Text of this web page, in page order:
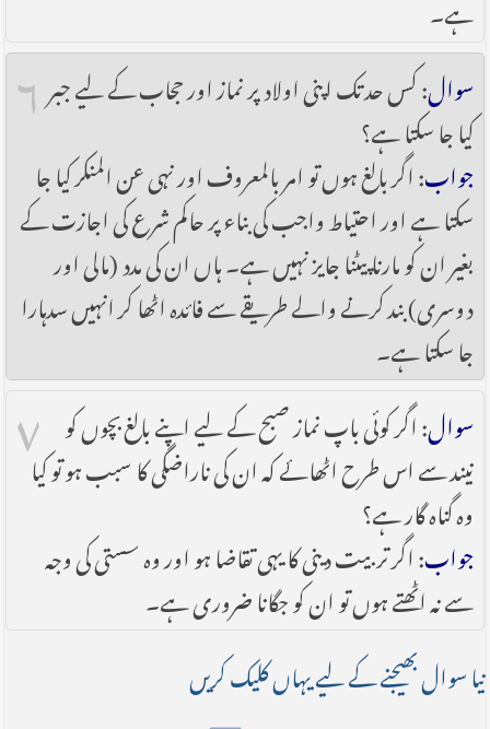
۶ سوال: کس حد تک اپنی اولاد پر نماز اور حجاب کے لیے جبر
کیا جا سکتا ہے؟
جواب: اگر بالغ ہوں تو امر بالمعروف اور نہی عن المنکر کیا جا
سکتا ہے اور احتیاط واجب کی بناء پر حاکم شرع کی اجازت کے
بغیر ان کو مارنا پیٹنا جایز نہیں ہے۔ ہاں ان کی مدد (مالی اور
دوسری) بند کرنے والے طریقے سے فائدہ اٹھا کر انہیں سدہارا
جا سکتا ہے۔
۷ سوال: اگر کوئی باپ نماز صبح کے لیے اپنے بالغ بچوں کو
نیند سے اس طرح اٹھائے کہ ان کی ناراضگی کا سبب ہو تو کیا
وہ گناہ گار ہے؟
جواب: اگر تربیت دینی کا یہی تقاضا ہو اور وہ سستی کی وجہ
سے نہ اٹھتے ہوں تو ان کو جگانا ضروری ہے۔
نیا سوال بھیجنے کے لیے یہاں کلیک کریں